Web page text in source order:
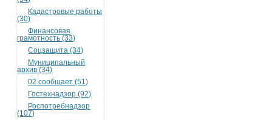
Кадастровые работы
(30)
Финансовая
грамотность (33)
Соцзащита (34)
Муниципальный
архив (34)
02 сообщает (51)
Гостехнадзор (92)
Роспотребнадзор
(107)